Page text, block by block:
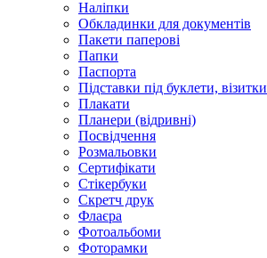
Наліпки
Обкладинки для документів
Пакети паперові
Папки
Паспорта
Підставки під буклети, візитки
Плакати
Планери (відривні)
Посвідчення
Розмальовки
Сертифікати
Стікербуки
Скретч друк
Флаєра
Фотоальбоми
Фоторамки